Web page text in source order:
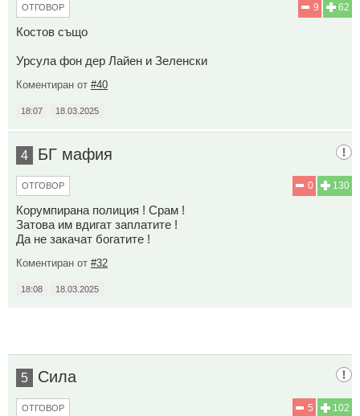
62
9
ОТГОВОР
Костов също
Урсула фон дер Лайен и Зеленски
Коментиран от #40
18:07 18.03.2025
4 БГ мафия
130
0
ОТГОВОР
Корумпирана полиция ! Срам !
Затова им вдигат заплатите !
Да не закачат богатите !
Коментиран от #32
18:08 18.03.2025
5 Сила
102
5
ОТГОВОР